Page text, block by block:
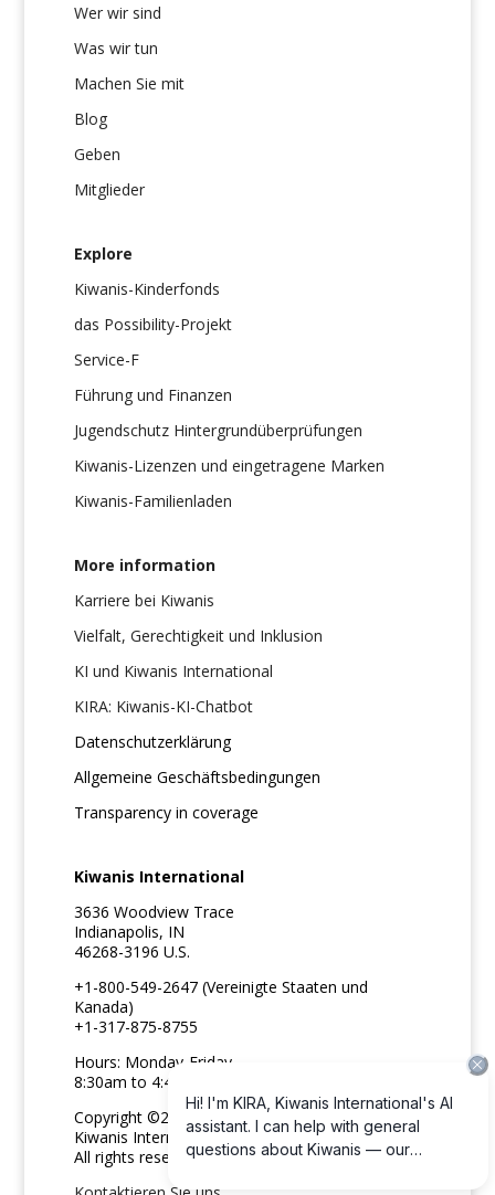
Wer wir sind
Was wir tun
Machen Sie mit
Blog
Geben
Mitglieder
Explore
Kiwanis-Kinderfonds
das Possibility-Projekt
Service-F
Führung und Finanzen
Jugendschutz Hintergrundüberprüfungen
Kiwanis-Lizenzen und eingetragene Marken
Kiwanis-Familienladen
More information
Karriere bei Kiwanis
Vielfalt, Gerechtigkeit und Inklusion
KI und Kiwanis International
KIRA: Kiwanis-KI-Chatbot
Datenschutzerklärung
Allgemeine Geschäftsbedingungen
Transparency in coverage
Kiwanis International
3636 Woodview Trace
Indianapolis, IN
46268-3196 U.S.
+1-800-549-2647 (Vereinigte Staaten und
Kanada)
+1-317-875-8755
Hours: Monday-Friday
8:30am to 4:45pm ET
Copyright ©2026
Kiwanis International
All rights reserved